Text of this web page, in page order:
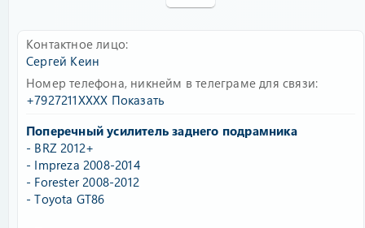
Контактное лицо
Сергей Кеин
Номер телефона, никнейм в телеграме для связи
+7927211XXXX Показать
Поперечный усилитель заднего подрамника
- BRZ 2012+
- Impreza 2008-2014
- Forester 2008-2012
- Toyota GT86